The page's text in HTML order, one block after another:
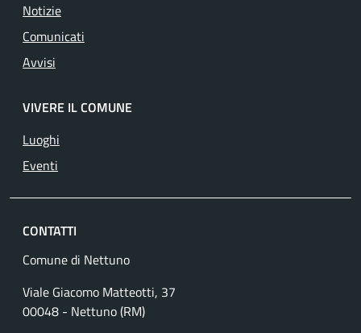
Notizie
Comunicati
Avvisi
VIVERE IL COMUNE
Luoghi
Eventi
CONTATTI
Comune di Nettuno
Viale Giacomo Matteotti, 37
00048 - Nettuno (RM)